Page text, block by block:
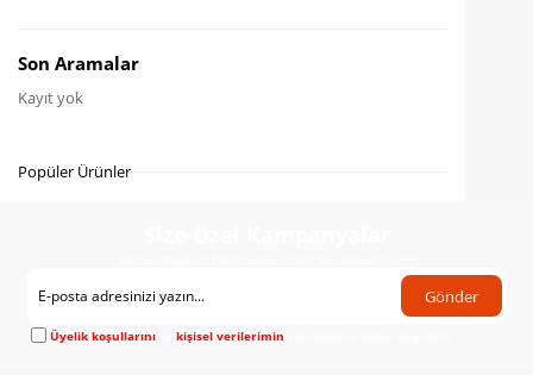
Karşılaştır
Fiyat Düşünce Haber Ver
Gönder
Üyelik koşullarını vekişisel verilerimin
Son Aramalar
Kayıt yok
Popüler Ürünler